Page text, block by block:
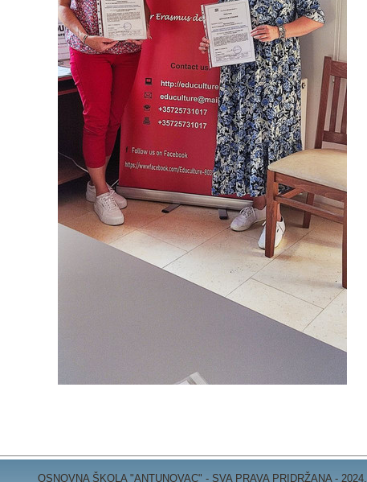
OSNOVNA ŠKOLA "ANTUNOVAC" - SVA PRAVA PRIDRŽANA - 2024.